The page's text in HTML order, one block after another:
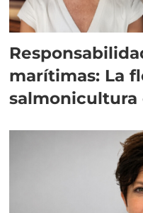
marítimas: La
salmonicultura